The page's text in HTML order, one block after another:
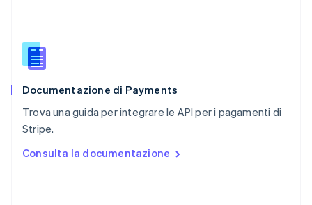
Documentazione di Payments
Trova una guida per integrare le API per i pagamenti di
Stripe.
Consulta la documentazione
English
Slovacchia
Slovenia
Spagna
Español
English Español简体中文